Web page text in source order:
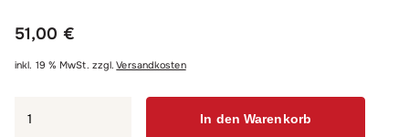
51,00 €
inkl. 19 % MwSt. zzgl.Versandkosten
Basisspiel
In den Warenkorb